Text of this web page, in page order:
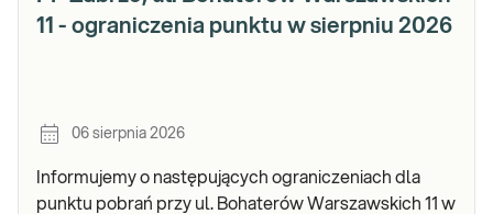
11 - ograniczenia punktu w sierpniu 2026
06 sierpnia 2026
Informujemy o następujących ograniczeniach dla
punktu pobrań przy ul. Bohaterów Warszawskich 11 w